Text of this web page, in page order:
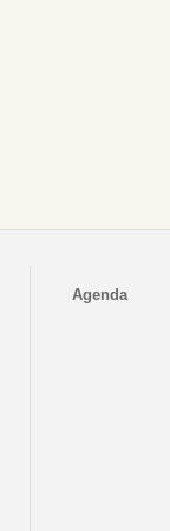
Agenda